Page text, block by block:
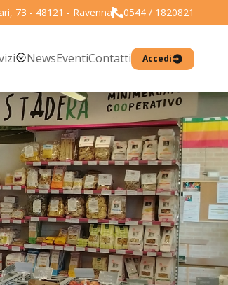
73 - 48121 - Ravenna 0544 / 1820821
NewsEventiContatti Accedi